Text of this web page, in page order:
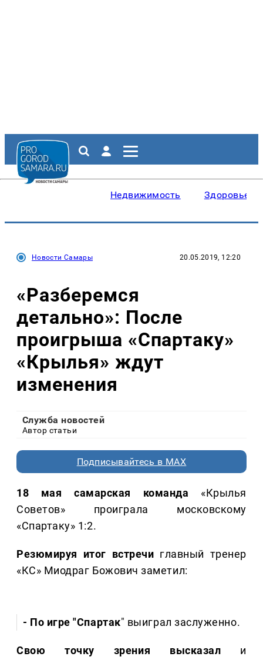
Недвижимость Здоровье
Новости Самары 20.05.2019, 12:20
«Разберемся
детально»: После
проигрыша «Спартаку»
«Крылья» ждут
изменения
Служба новостей
Автор статьи
Подписывайтесь в MAX
18 мая самарская команда «Крылья
Советов» проиграла московскому
«Спартаку» 1:2.
Резюмируя итог встречи главный тренер
«КС» Миодраг Божович заметил:
- По игре "Спартак" выиграл заслуженно.
Свою точку зрения высказал и